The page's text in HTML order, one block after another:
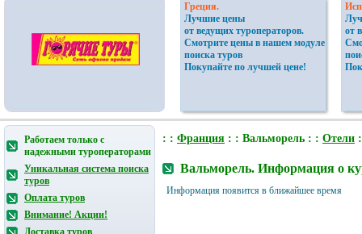
Греция.
Лучшие цены
от ведущих туроператоров.
Смотрите цены в нашем модуле
поиска туров
Покупайте по лучшей цене!
от
Работаем только с
надежными туроператорами
Уникальная система поиска
туров
Оплата туров
Внимание! Акции!
Доставка туров
: : Франция : : Вальморель : : Отели
Вальморель. Информация о
Информация появится в ближайшее время